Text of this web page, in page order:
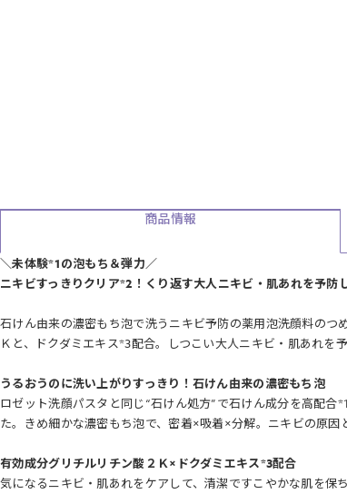
商品情報
＼未体験*1の泡もち＆弾力／
ニキビすっきりクリア*2！くり返す大人ニキビ・肌あれを予防
石けん由来の濃密もち泡で洗うニキビ予防の薬用泡洗顔料の
Ｋと、ドクダミエキス*3配合。しつこい大人ニキビ・肌あれを
うるおうのに洗い上がりすっきり！石けん由来の濃密もち泡
ロゼット洗顔パスタと同じ“石けん処方”で石けん成分を高配
た。きめ細かな濃密もち泡で、密着×吸着×分解。ニキビの原因
有効成分グリチルリチン酸２Ｋ×ドクダミエキス*3配合
気になるニキビ・肌あれをケアして、清潔ですこやかな肌を保ち